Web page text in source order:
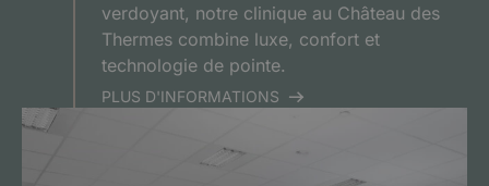
verdoyant, notre clinique au Château des
Thermes combine luxe, confort et
technologie de pointe.
PLUS D'INFORMATIONS